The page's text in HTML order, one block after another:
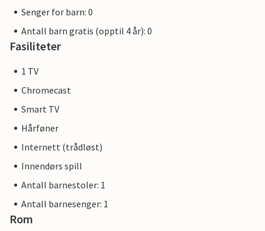
Senger for barn: 0
Antall barn gratis (opptil 4 år): 0
Fasiliteter
1 TV
Chromecast
Smart TV
Hårføner
Internett (trådløst)
Innendørs spill
Antall barnestoler: 1
Antall barnesenger: 1
Rom